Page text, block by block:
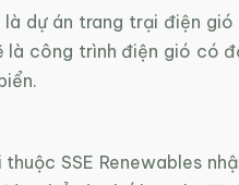
dự án trang trại điện gió
là công trình điện gió có
SSE Renewables